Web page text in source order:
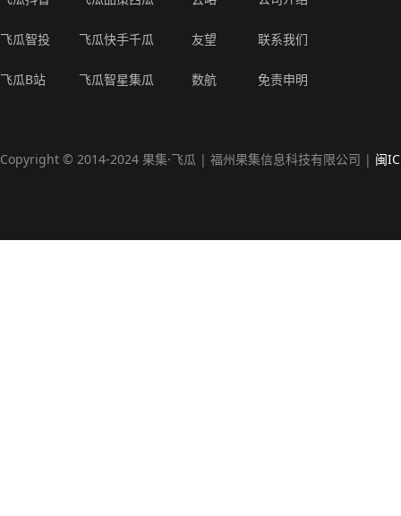
飞瓜智投 飞瓜快手
飞瓜B站 飞瓜智星
千瓜 友望
集瓜 数航
联系我们
免责申明
Copyright © 2014-2024 果集·飞瓜 | 福州果集信息科技有限公司 | 闽